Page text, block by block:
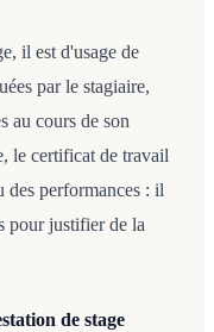
il est d'usage de
par le stagiaire,
au cours de son
le certificat de travail
des performances : il
pour justifier de la
de stage